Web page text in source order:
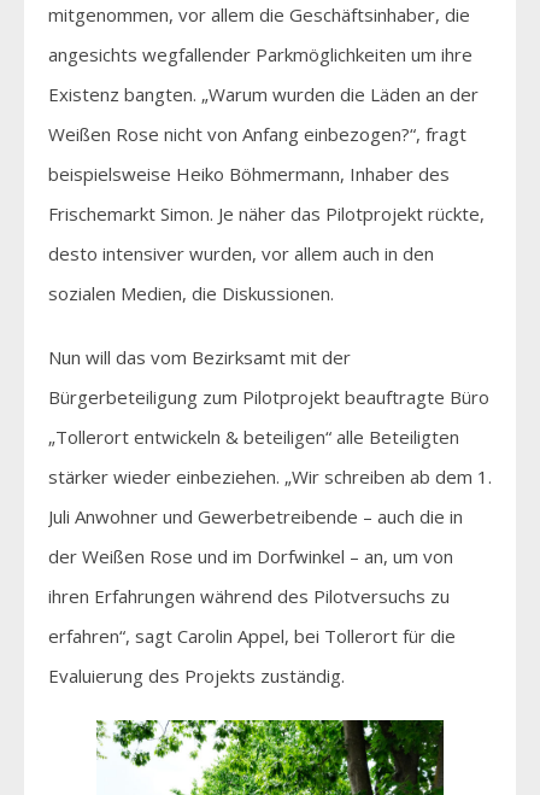
mitgenommen, vor allem die Geschäftsinhaber, die
angesichts wegfallender Parkmöglichkeiten um ihre
Existenz bangten. „Warum wurden die Läden an der
Weißen Rose nicht von Anfang einbezogen?“, fragt
beispielsweise Heiko Böhmermann, Inhaber des
Frischemarkt Simon. Je näher das Pilotprojekt rückte,
desto intensiver wurden, vor allem auch in den
sozialen Medien, die Diskussionen.
Nun will das vom Bezirksamt mit der
Bürgerbeteiligung zum Pilotprojekt beauftragte Büro
„Tollerort entwickeln & beteiligen“ alle Beteiligten
stärker wieder einbeziehen. „Wir schreiben ab dem 1.
Juli Anwohner und Gewerbetreibende – auch die in
der Weißen Rose und im Dorfwinkel – an, um von
ihren Erfahrungen während des Pilotversuchs zu
erfahren“, sagt Carolin Appel, bei Tollerort für die
Evaluierung des Projekts zuständig.